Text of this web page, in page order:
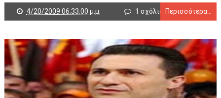
4/20/2009 06:33:00 μ.μ. 1 σχόλιο Περισσότερα...